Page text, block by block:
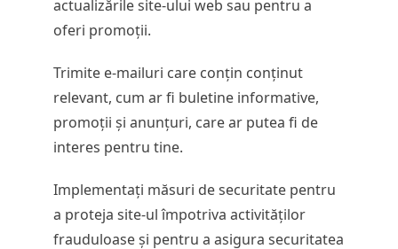
actualizările site-ului web sau pentru a
oferi promoții.
Trimite e-mailuri care conțin conținut
relevant, cum ar fi buletine informative,
promoții și anunțuri, care ar putea fi de
interes pentru tine.
Implementați măsuri de securitate pentru
a proteja site-ul împotriva activităților
frauduloase și pentru a asigura securitatea